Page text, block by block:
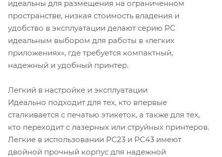
идеальны для размещения на ограниченном
пространстве, низкая стоимость владения и
удобство в эксплуатации делают серию PC
идеальным выбором для работы в «легких
приложениях», где требуется компактный,
надежный и удобный принтер.
Легкий в настройке и эксплуатации
Идеально подходит для тех, кто впервые
сталкивается с печатью этикеток, а также для тех,
кто переходит с лазерных или струйных принтеров.
Легкие в использовании PC23 и PC43 имеют
двойной прочный корпус для надежной